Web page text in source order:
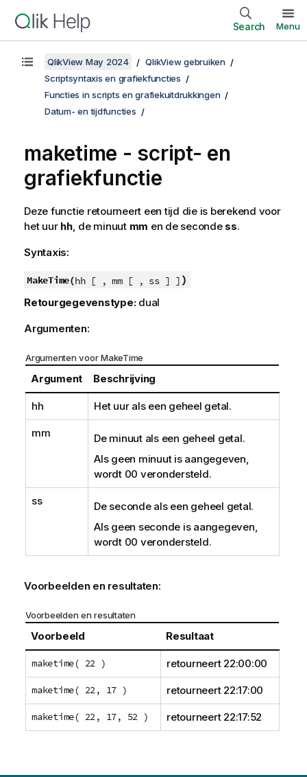
Search Menu
QlikView May 2024
QlikView gebruiken
Scriptsyntaxis en grafiekfuncties
Functies in scripts en grafiekuitdrukkingen
Datum- en tijdfuncties
maketime - script- en
grafiekfunctie
Deze functie retourneert een tijd die is berekend voor
het uur hh, de minuut mm en de seconde ss.
Syntaxis:
MakeTime(hh [ , mm [ , ss ] ] )
Retourgegevenstype:dual
Argumenten:
Argumenten voor MakeTime
Argument Beschrijving
hh Het uur als een geheel getal.
mm
De minuut als een geheel getal.
Als geen minuut is aangegeven,
wordt 00 verondersteld.
ss
De seconde als een geheel getal.
Als geen seconde is aangegeven,
wordt 00 verondersteld.
Voorbeelden en resultaten:
Voorbeelden en resultaten
Voorbeeld Resultaat
maketime( 22 ) retourneert 22:00:00
maketime( 22, 17 ) retourneert 22:17:00
maketime( 22, 17, 52 ) retourneert 22:17:52